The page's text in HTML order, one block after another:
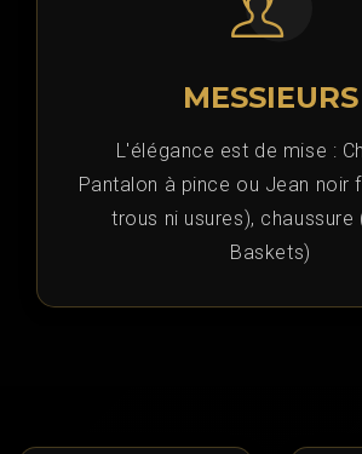
MESSIEURS
L'élégance est de mise :
Pantalon à pince ou Jean noir
trous ni usures), chaussure
Baskets)